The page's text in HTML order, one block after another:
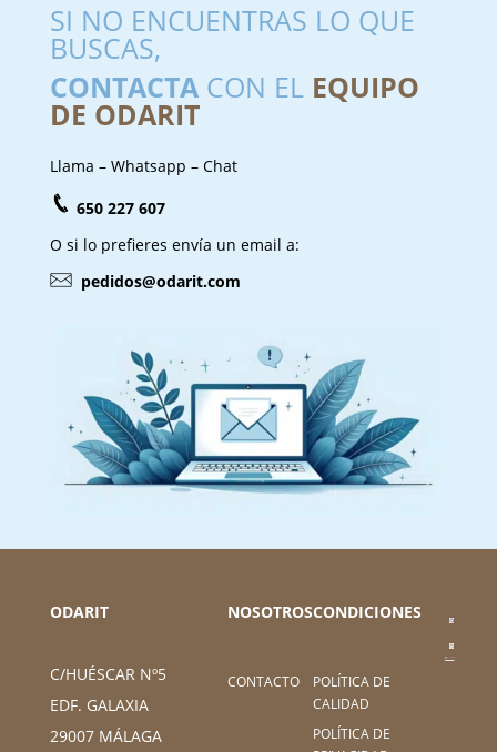
SI NO ENCUENTRAS LO QUE
BUSCAS,
CONTACTACON EL EQUIPO
DE ODARIT
Llama – Whatsapp – Chat
650 227 607
O si lo prefieres envía un email a:
pedidos@odarit.com
ODARIT
C/HUÉSCAR Nº5
EDF. GALAXIA
29007 MÁLAGA
NOSOTROS
CONTACTO
CONDICIONES
POLÍTICA DE
CALIDAD
POLÍTICA DE